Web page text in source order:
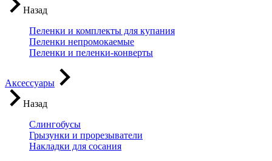
Назад
Пеленки и комплекты для купания
Пеленки непромокаемые
Пеленки и пеленки-конверты
Аксессуары
Назад
Слингобусы
Грызунки и прорезыватели
Накладки для сосания